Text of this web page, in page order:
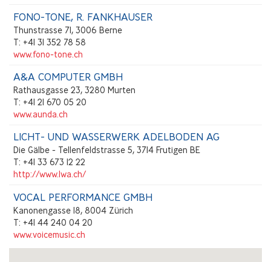
FONO-TONE, R. FANKHAUSER
Thunstrasse 71, 3006 Berne
T: +41 31 352 78 58
www.fono-tone.ch
A&A COMPUTER GMBH
Rathausgasse 23, 3280 Murten
T: +41 21 670 05 20
www.aunda.ch
LICHT- UND WASSERWERK ADELBODEN AG
Die Gälbe - Tellenfeldstrasse 5, 3714 Frutigen BE
T: +41 33 673 12 22
http://www.lwa.ch/
VOCAL PERFORMANCE GMBH
Kanonengasse 18, 8004 Zürich
T: +41 44 240 04 20
www.voicemusic.ch